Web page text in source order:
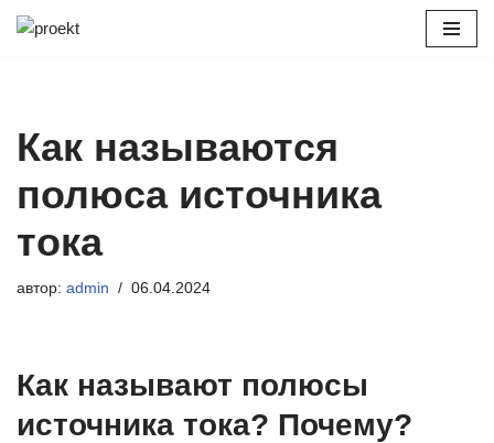
Как называются
полюса источника
тока
автор: admin 06.04.2024
Как называют полюсы
источника тока? Почему?